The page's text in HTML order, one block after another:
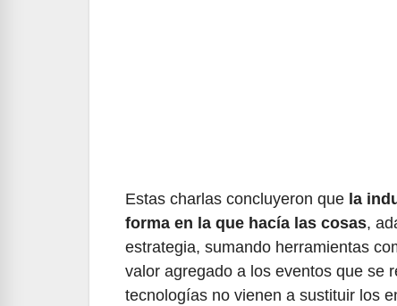
Estas charlas concluyeron que la
forma en la que hacía las cosas,
estrategia, sumando herramientas
valor agregado a los eventos que se
tecnologías no vienen a sustituir los